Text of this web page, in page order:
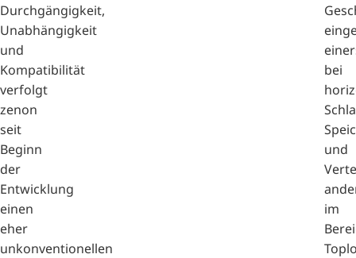
Durchgängigkeit,
Unabhängigkeit
und
Kompatibilität
verfolgt
zenon
seit
Beginn
der
Entwicklung
einen
eher
unkonventionellen
bei
und
im